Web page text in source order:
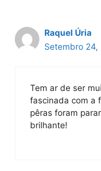
Raquel Úria
Setembro 24,
Tem ar de ser
fascinada com a
pêras foram
brilhante!